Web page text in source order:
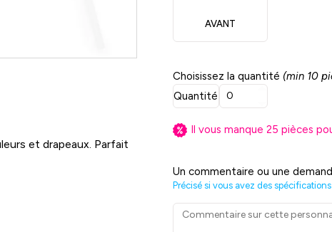
et drapeaux. Parfait
AVANT
Choisissez la quantité (min 10
Quantité
Il vous manque 25 pièces
Un commentaire ou une
Précisé si vous avez des